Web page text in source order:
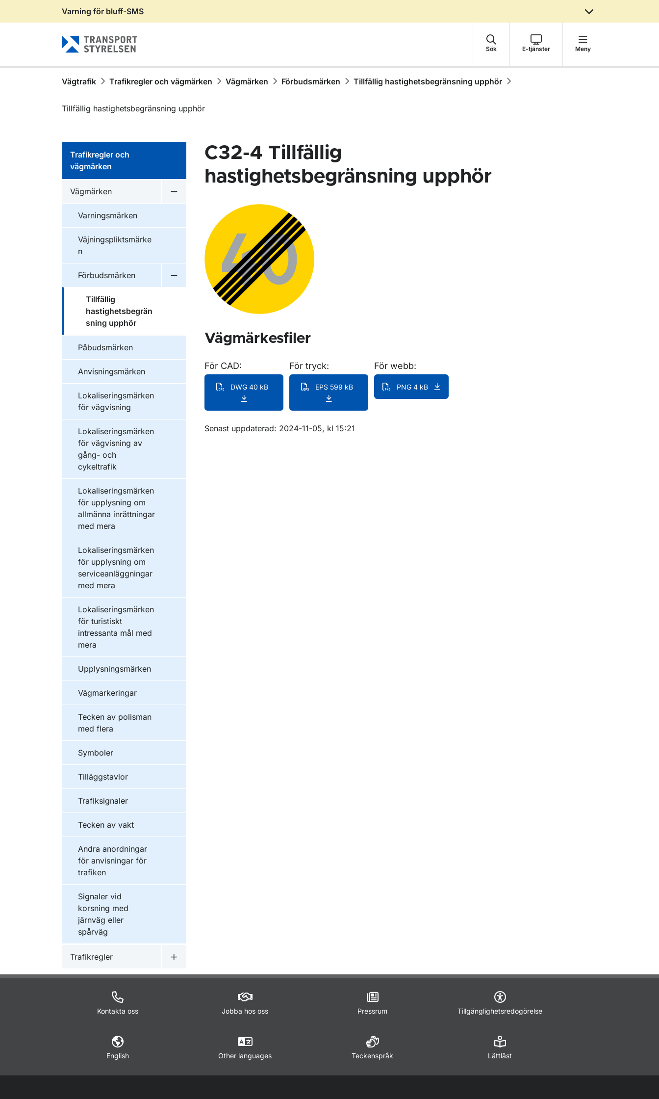
Gå till sidans innehåll
Varning för bluff-SMS
Sök E-tjänster Meny
Vägtrafik Trafikregler och vägmärken Vägmärken Förbudsmärken Tillfällig hastighetsbegränsning upphör
Tillfällig hastighetsbegränsning upphör
Trafikregler och
vägmärken
Vägmärken
Varningsmärken
Väjningspliktsmärke
n
Förbudsmärken
Undermeny för Förbudsmärken
Tillfällig
hastighetsbegrän
sning upphör
Påbudsmärken
Anvisningsmärken
Lokaliseringsmärken
för vägvisning
Lokaliseringsmärken
för vägvisning av
gång- och
cykeltrafik
Lokaliseringsmärken
för upplysning om
allmänna inrättningar
med mera
Lokaliseringsmärken
för upplysning om
serviceanläggningar
med mera
Lokaliseringsmärken
för turistiskt
intressanta mål med
mera
Upplysningsmärken
Vägmarkeringar
Tecken av polisman
med flera
Symboler
Tilläggstavlor
Trafiksignaler
Tecken av vakt
Andra anordningar
för anvisningar för
trafiken
Signaler vid
korsning med
järnväg eller
spårväg
Trafikregler
Undermeny för Trafikregler
C32-4 Tillfällig
hastighetsbegränsning upphör
Vägmärkesfiler
För CAD:
DWG 40 kB
För tryck:
EPS 599 kB
För webb:
PNG 4 kB
Om sidan
Senast uppdaterad: 2024-11-05, kl 15:21
Kontakta oss Jobba hos oss Pressrum Tillgänglighetsredogörelse
English Other languages Teckenspråk Lättläst